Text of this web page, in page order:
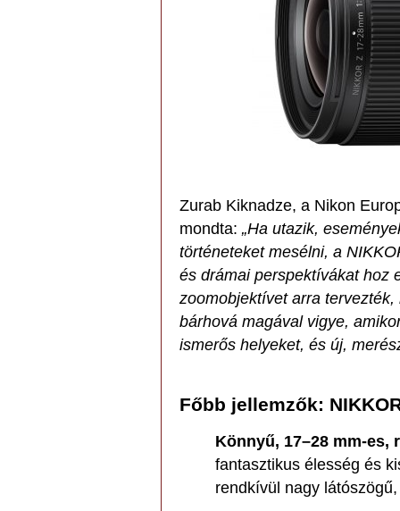
Zurab Kiknadze, a Nikon
mondta: „Ha utazik,
történeteket mesélni, a
és drámai perspektívákat hoz
zoomobjektívet arra
bárhová magával vigye,
ismerős helyeket, és új,
Főbb jellemzők:
Könnyű, 17–28 mm-
fantasztikus élesség és
rendkívül nagy